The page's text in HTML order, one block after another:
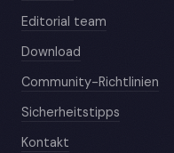
Editorial team
Download
Community-Richtlinien
Sicherheitstipps
Kontakt